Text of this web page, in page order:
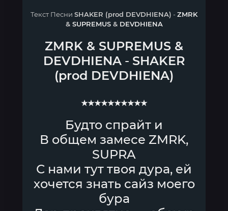
Текст Песни SHAKER (prod DEVDHIENA) -ZMRK
& SUPREMUS& DEVDHIENA
ZMRK & SUPREMUS &
DEVDHIENA- SHAKER
(prod DEVDHIENA)
★★★★★★★★★★
Будто спрайт и
В общем замесе ZMRK,
SUPRA
С нами тут твоя дура, ей
хочется знать сайз моего
бура